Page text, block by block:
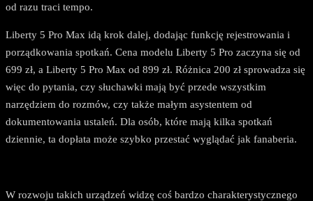
od razu traci tempo.
Liberty 5 Pro Max idą krok dalej, dodając funkcję rejestrowania i
porządkowania spotkań. Cena modelu Liberty 5 Pro zaczyna się od
699 zł, a Liberty 5 Pro Max od 899 zł. Różnica 200 zł sprowadza się
więc do pytania, czy słuchawki mają być przede wszystkim
narzędziem do rozmów, czy także małym asystentem od
dokumentowania ustaleń. Dla osób, które mają kilka spotkań
dziennie, ta dopłata może szybko przestać wyglądać jak fanaberia.
W rozwoju takich urządzeń widzę coś bardzo charakterystycznego